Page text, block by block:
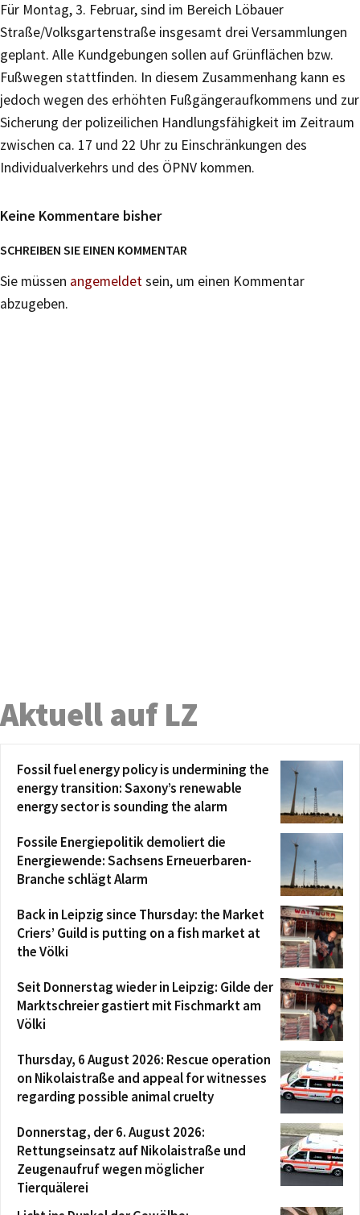
Für Montag, 3. Februar, sind im Bereich Löbauer
Straße/Volksgartenstraße insgesamt drei Versammlungen
geplant. Alle Kundgebungen sollen auf Grünflächen bzw.
Fußwegen stattfinden. In diesem Zusammenhang kann es
jedoch wegen des erhöhten Fußgängeraufkommens und zur
Sicherung der polizeilichen Handlungsfähigkeit im Zeitraum
zwischen ca. 17 und 22 Uhr zu Einschränkungen des
Individualverkehrs und des ÖPNV kommen.
Keine Kommentare bisher
SCHREIBEN SIE EINEN KOMMENTAR
Sie müssen angemeldetsein, um einen Kommentar
abzugeben.
Aktuell auf LZ
Fossil fuel energy policy is undermining the
energy transition: Saxony’s renewable
energy sector is sounding the alarm
Fossile Energiepolitik demoliert die
Energiewende: Sachsens Erneuerbaren-
Branche schlägt Alarm
Back in Leipzig since Thursday: the Market
Criers’ Guild is putting on a fish market at
the Völki
Seit Donnerstag wieder in Leipzig: Gilde der
Marktschreier gastiert mit Fischmarkt am
Völki
Thursday, 6 August 2026: Rescue operation
on Nikolaistraße and appeal for witnesses
regarding possible animal cruelty
Donnerstag, der 6. August 2026:
Rettungseinsatz auf Nikolaistraße und
Zeugenaufruf wegen möglicher
Tierquälerei